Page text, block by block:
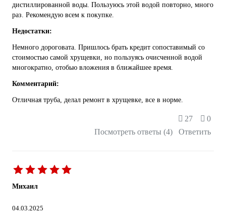
дистиллированной воды. Пользуюсь этой водой повторно, много
раз. Рекомендую всем к покупке.
Недостатки:
Немного дороговата. Пришлось брать кредит сопоставимый со
стоимостью самой хрущевки, но пользуясь очисченной водой
многократно, отобью вложения в ближайшее время.
Комментарий:
Отличная труба, делал ремонт в хрущевке, все в норме.
Посмотреть ответы (4) Ответить
27 0
Михаил
04.03.2025